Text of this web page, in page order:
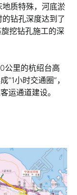
质特殊，河底淤
钻孔深度达到了
挖钻孔施工的深
公里的杭绍台高
小时交通圈”，
运通道建设。